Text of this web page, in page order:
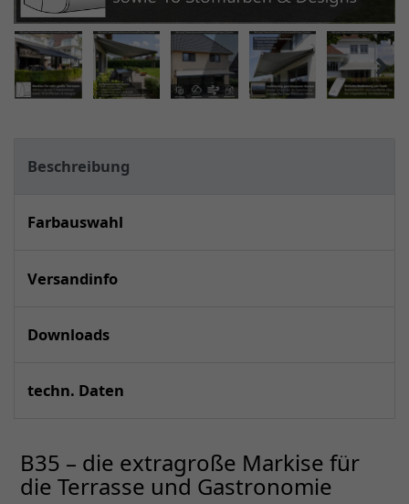
Beschreibung
Farbauswahl
Versandinfo
Downloads
techn. Daten
B35 – die extragroße Markise für
die Terrasse und Gastronomie